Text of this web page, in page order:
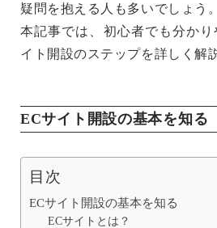
疑問を抱える人も多いでしょう。
本記事では、初心者でも分か
イト開設のステップを詳しく解
ECサイト開設の基本を知る
目次
ECサイト開設の基本を知る
ECサイトとは？